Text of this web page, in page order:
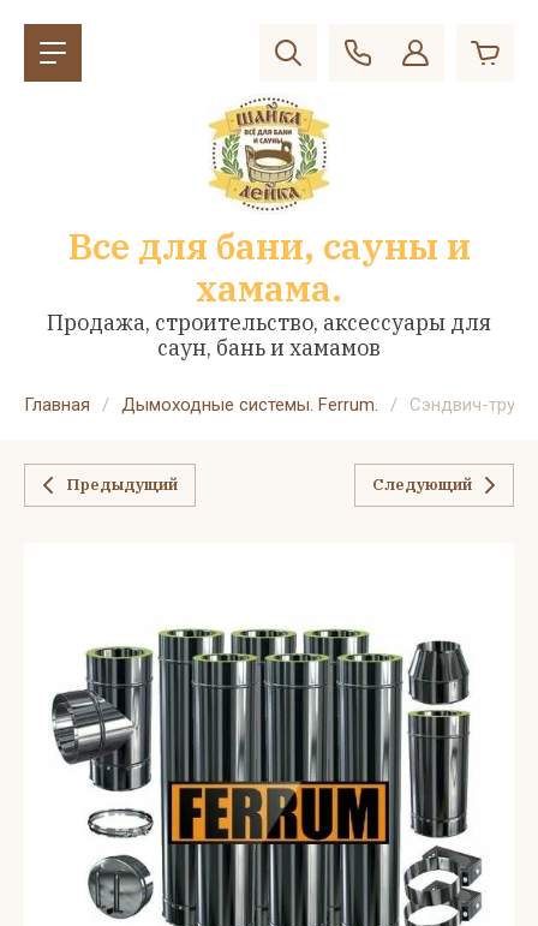
Все для бани, сауны и
хамама.
Продажа, строительство, аксессуары для
саун, бань и хамамов
Главная / Дымоходные системы. Ferrum. / Сэндвич-
Предыдущий Следующий